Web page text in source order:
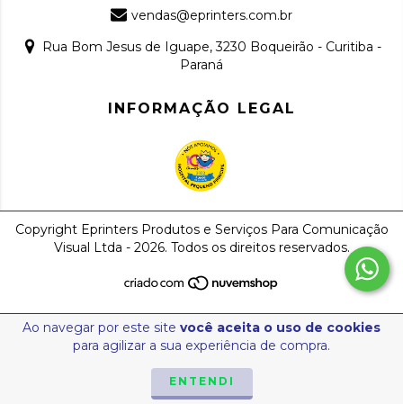
Ao navegar por este site você aceita o uso de cookies
para agilizar a sua experiência de compra.
ENTENDI
vendas@eprinters.com.br
Rua Bom Jesus de Iguape, 3230 Boqueirão - Curitiba -
Paraná
INFORMAÇÃO LEGAL
Copyright Eprinters Produtos e Serviços Para Comunicação
Visual Ltda - 2026. Todos os direitos reservados.